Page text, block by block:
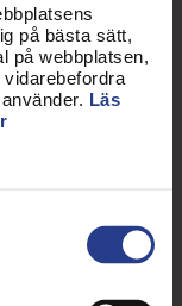
på bästa sätt,
på webbplatsen,
Läs
oss? -